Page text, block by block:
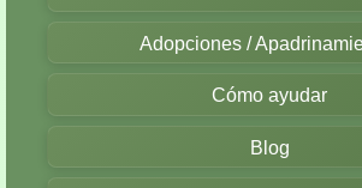
Adopciones /
Cómo ayudar
Blog